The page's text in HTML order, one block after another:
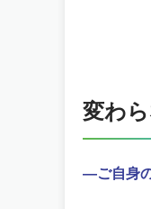
変わ
―ご自身